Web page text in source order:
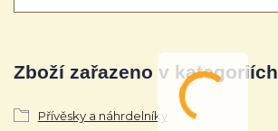
Zboží zařazeno v kategoriích
Přívěsky a náhrdelníky